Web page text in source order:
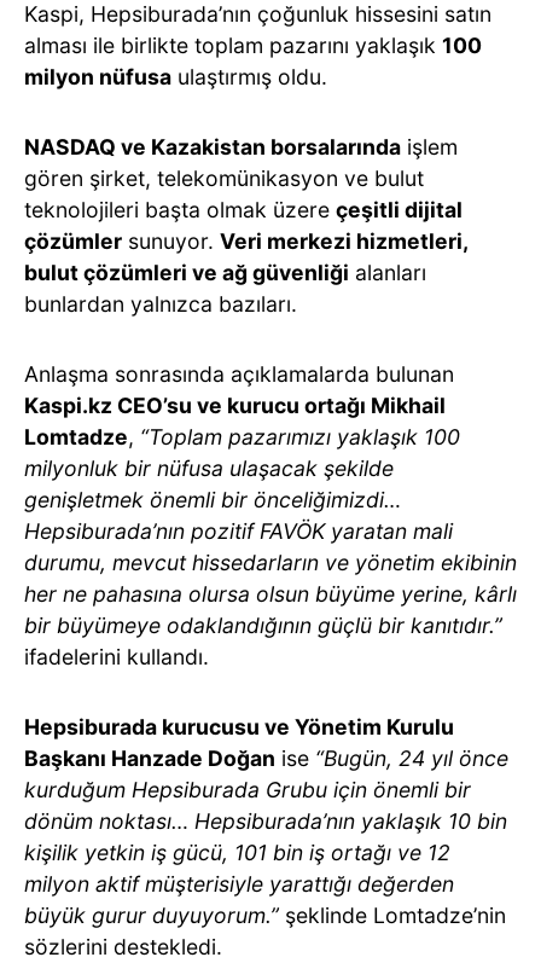
Kaspi, Hepsiburada’nın çoğunluk hissesini satın
alması ile birlikte toplam pazarını yaklaşık 100
milyon nüfusa ulaştırmış oldu.
NASDAQ ve Kazakistan borsalarında işlem
gören şirket, telekomünikasyon ve bulut
teknolojileri başta olmak üzere çeşitli dijital
çözümler sunuyor. Veri merkezi hizmetleri,
bulut çözümleri ve ağ güvenliği alanları
bunlardan yalnızca bazıları.
Anlaşma sonrasında açıklamalarda bulunan
Kaspi.kz CEO’su ve kurucu ortağı Mikhail
Lomtadze, “Toplam pazarımızı yaklaşık 100
milyonluk bir nüfusa ulaşacak şekilde
genişletmek önemli bir önceliğimizdi…
Hepsiburada’nın pozitif FAVÖK yaratan mali
durumu, mevcut hissedarların ve yönetim ekibinin
her ne pahasına olursa olsun büyüme yerine, kârlı
bir büyümeye odaklandığının güçlü bir kanıtıdır.”
ifadelerini kullandı.
Hepsiburada kurucusu ve Yönetim Kurulu
Başkanı Hanzade Doğan ise “Bugün, 24 yıl önce
kurduğum Hepsiburada Grubu için önemli bir
dönüm noktası… Hepsiburada’nın yaklaşık 10 bin
kişilik yetkin iş gücü, 101 bin iş ortağı ve 12
milyon aktif müşterisiyle yarattığı değerden
büyük gurur duyuyorum.” şeklinde Lomtadze’nin
sözlerini destekledi.